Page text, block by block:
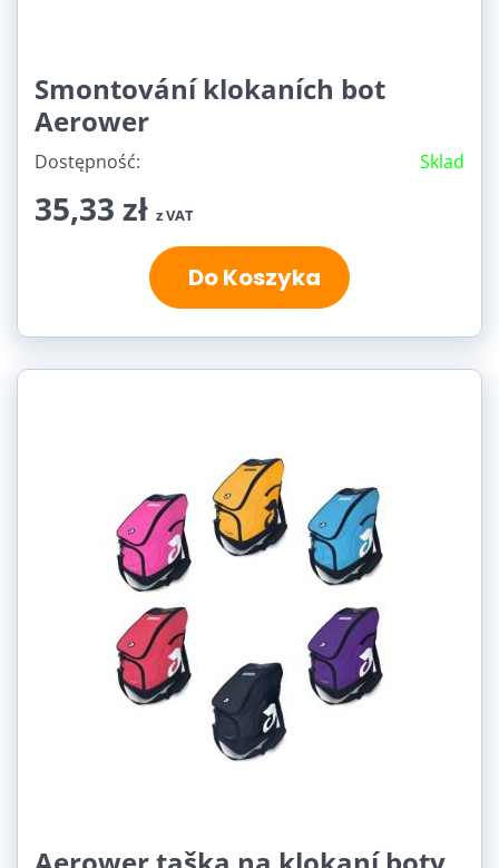
Smontování klokaních bot
Aerower
Dostępność: Sklad
35,33 zł z VAT
Do Koszyka